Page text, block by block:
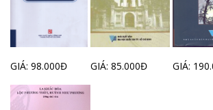
GIÁ: 98.000Đ GIÁ: 85.000Đ GIÁ: